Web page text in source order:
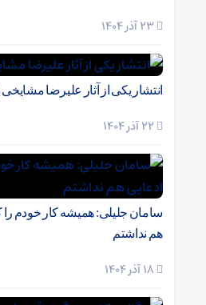
انتشار یکی از آثار علیرضا مشایخی
سامان جلیلی: همیشه کار خودم را
هم نداشتم